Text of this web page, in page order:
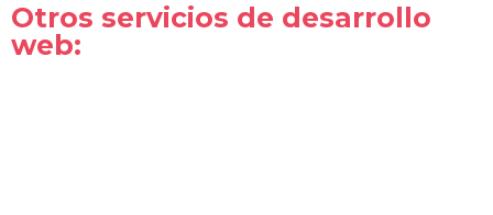
Otros servicios de desarrollo
web: